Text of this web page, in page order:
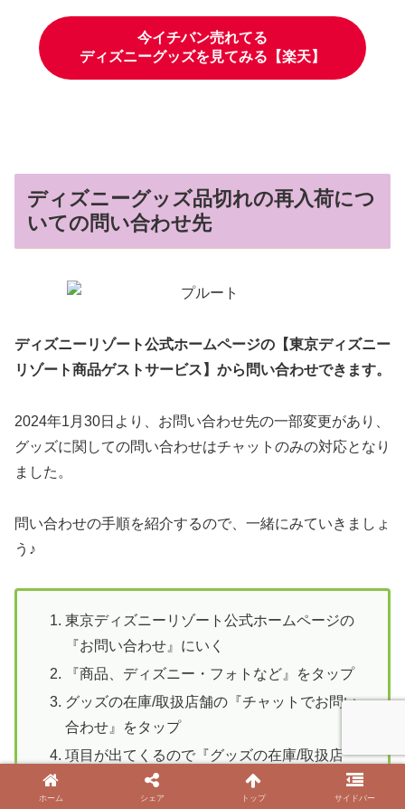
今イチバン売れてる
ディズニーグッズを見てみる【楽天】
ディズニーグッズ品切れの再入荷につ
いての問い合わせ先
ディズニーリゾート公式ホームページの【東京ディズニー
リゾート商品ゲストサービス】から問い合わせできます。
2024年1月30日より、お問い合わせ先の一部変更があり、
グッズに関しての問い合わせはチャットのみの対応となり
ました。
問い合わせの手順を紹介するので、一緒にみていきましょ
う♪
東京ディズニーリゾート公式ホームページの
『お問い合わせ』にいく
『商品、ディズニー・フォトなど』をタップ
グッズの在庫/取扱店舗の『チャットでお問い
合わせ』をタップ
項目が出てくるので『グッズの在庫/取扱店
舗』をタップ
ホーム シェア トップ サイドバー